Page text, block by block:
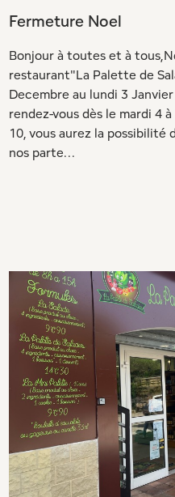
Fermeture Noel
Bonjour à toutes et à
restaurant"La Palette de
Decembre au lundi 3
rendez-vous dès le mardi 4
10, vous aurez la possibilité
nos parte...